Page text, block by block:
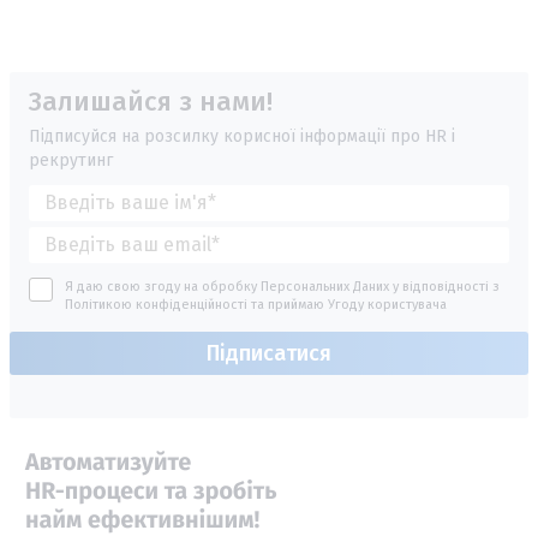
Залишайся з нами!
Підписуйся на розсилку корисної інформації про HR і
рекрутинг
Я даю свою згоду на обробку Персональних Даних у відповідності з
Політикою конфіденційності та приймаю Угоду користувача